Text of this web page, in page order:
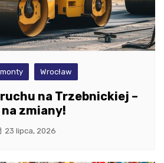
Wrocław
na Trzebnickiej –
zmiany!
23 lipca, 2026